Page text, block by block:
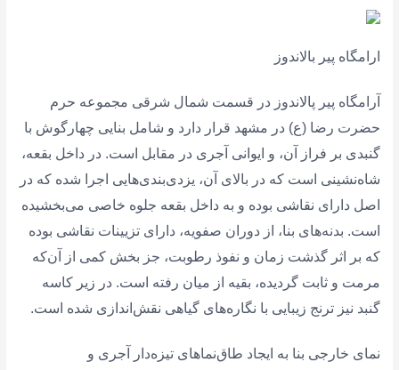
ارامگاه پیر بالاندوز
آرامگاه پیر پالاندوز در قسمت شمال شرقی مجموعه حرم
حضرت رضا (ع) در مشهد قرار دارد و شامل بنایی چهارگوش با
گنبدی بر فراز آن،‌ و ایوانی آجری در مقابل است. در داخل بقعه،
شاه‌نشینی است که در بالای آن، یزدی‌بندی‌هایی اجرا شده که در
اصل دارای نقاشی بوده و به داخل بقعه جلوه خاصی می‌بخشیده
است. بدنه‌های بنا، از دوران صفویه، دارای تزیینات نقاشی بوده
که بر اثر گذشت زمان و نفوذ رطوبت، جز بخش کمی از آن‌که
مرمت و ثابت گردیده، بقیه از میان رفته است. در زیر کاسه
گنبد نیز ترنج زیبایی با نگاره‌های گیاهی نقش‌اندازی شده است.
نمای خارجی بنا به ایجاد طاق‌نماهای تیزه‌دار آجری و